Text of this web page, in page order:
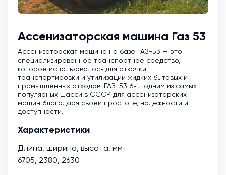
Ассенизаторская машина Газ 53
Ассенизаторская машина на базе ГАЗ-53 — это
специализированное транспортное средство,
которое использовалось для откачки,
транспортировки и утилизации жидких бытовых и
промышленных отходов. ГАЗ-53 был одним из самых
популярных шасси в СССР для ассенизаторских
машин благодаря своей простоте, надёжности и
доступности.
Характеристики
Длина, ширина, высота, мм
6705, 2380, 2630